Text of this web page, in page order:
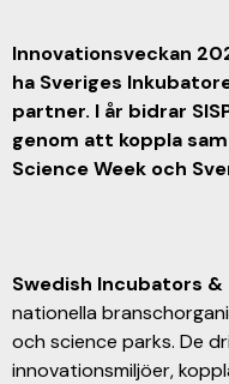
Innovationsveckan
ha Sveriges
partner. I år bidrar
genom att koppla
Science Week och
Swedish Incubators &
nationella
och science parks. De
innovationsmiljöer,